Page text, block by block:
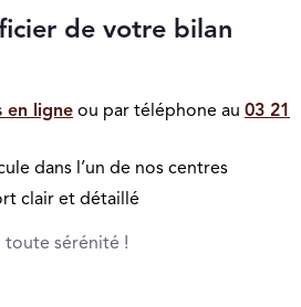
de votre bilan
en ligne ou par téléphone au 03 21
dans l’un de nos centres
clair et détaillé
toute sérénité !